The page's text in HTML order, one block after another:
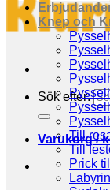
Sök efter:
Varukorg /
Knep och
Till
Till
Prick